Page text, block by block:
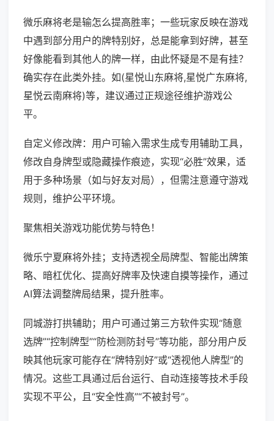
微乐麻将老是输怎么提高胜率；一些玩家反映在游戏
中遇到部分用户的牌特别好，总是能拿到好牌，甚至
好像能看到其他人的牌一样，由此怀疑是不是有挂？
确实存在此类外挂。如(星悦山东麻将,星悦广东麻将,
星悦云南麻将)等，建议通过正规途径维护游戏公
平。
自定义修改牌：用户可输入需求生成专用辅助工具，
修改自身牌型或隐藏操作痕迹，实现“必胜”效果，适
用于多种场景（如与好友对局），但需注意遵守游戏
规则，维护公平环境。
聚焦相关游戏功能优势与特色！
微乐宁夏麻将外挂；支持透视全局牌型、智能出牌策
略、暗杠优化、提高好牌率及快速自摸等操作，通过
AI算法调整牌局结果，提升胜率。
同城游打拱辅助；用户可通过第三方软件实现“随意
选牌”“控制牌型”“防检测防封号”等功能，部分用户反
映其他玩家可能存在“牌特别好”或“透视他人牌型”的
情况。这些工具通过后台运行、自动连接等技术手段
实现不平公，且“安全性高”“不被封号”。